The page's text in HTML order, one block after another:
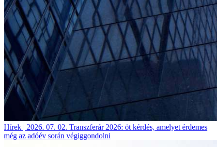
Hírek | 2026. 07. 02. Transzferár 2026: öt kérdés, amelyet érdemes
még az adóév során végiggondolni